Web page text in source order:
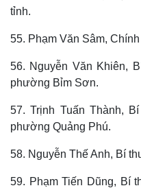
tỉnh.
55. Phạm Văn Sâm,
56. Nguyễn Văn Khiên,
phường Bỉm Sơn.
57. Trịnh Tuấn Thành,
phường Quảng Phú.
58. Nguyễn Thế Anh, Bí
59. Phạm Tiến Dũng, Bí